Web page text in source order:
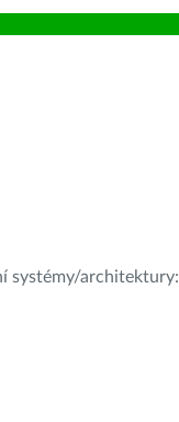
systémy/architektury: